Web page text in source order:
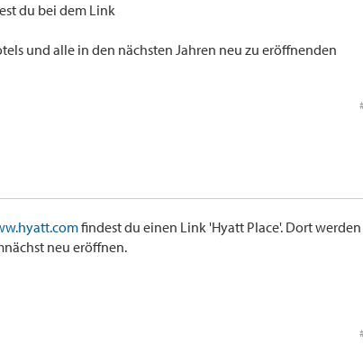
du bei dem Link
und alle in den nächsten Jahren neu zu eröffnenden
findest du einen Link 'Hyatt Place'. Dort werden
neu eröffnen.